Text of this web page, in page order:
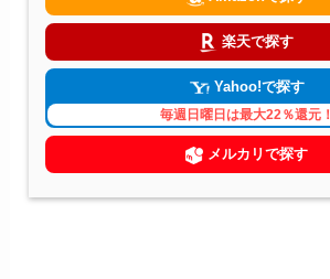
楽天で探す
Yahoo!で探す
毎週日曜日は最大22％還元！
メルカリで探す